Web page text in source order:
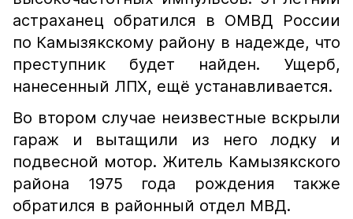
астраханец обратился в ОМВД России
по Камызякскому району в надежде, что
преступник будет найден. Ущерб,
нанесенный ЛПХ, ещё устанавливается.
Во втором случае неизвестные вскрыли
гараж и вытащили из него лодку и
подвесной мотор. Житель Камызякского
района 1975 года рождения также
обратился в районный отдел МВД.